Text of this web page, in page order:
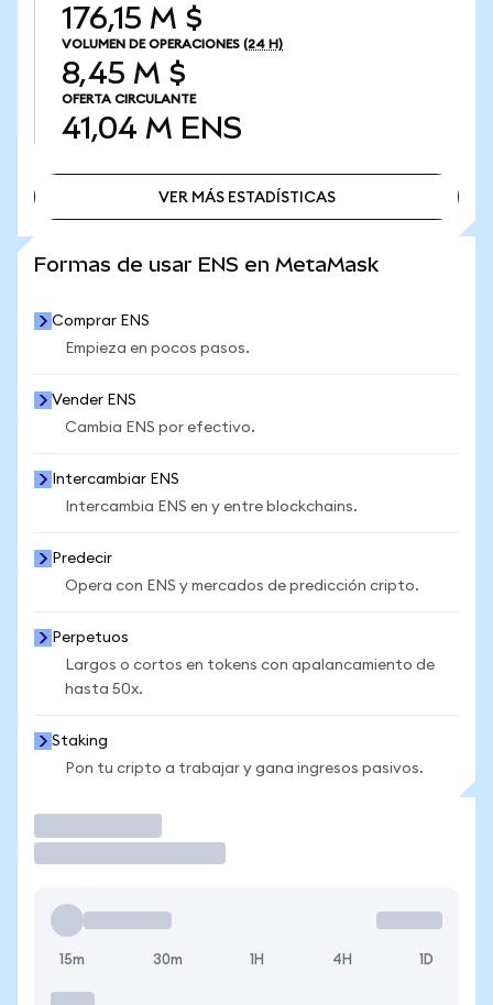
176,15 M $
VOLUMEN DE OPERACIONES (24 H)
8,45 M $
OFERTA CIRCULANTE
41,04 M ENS
VER MÁS ESTADÍSTICAS
Formas de usar ENS en MetaMask
Comprar ENS
Empieza en pocos pasos.
Vender ENS
Cambia ENS por efectivo.
Intercambiar ENS
Intercambia ENS en y entre blockchains.
Predecir
Opera con ENS y mercados de predicción cripto.
Perpetuos
Largos o cortos en tokens con apalancamiento de
hasta 50x.
Staking
Pon tu cripto a trabajar y gana ingresos pasivos.
15m 30m 1H 4H 1D